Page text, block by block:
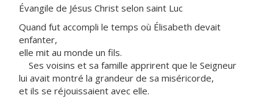
Évangile de Jésus Christ selon saint Luc
Quand fut accompli le temps où Élisabeth devait
enfanter,
elle mit au monde un fils.
Ses voisins et sa famille apprirent que le Seigneur
lui avait montré la grandeur de sa miséricorde,
et ils se réjouissaient avec elle.